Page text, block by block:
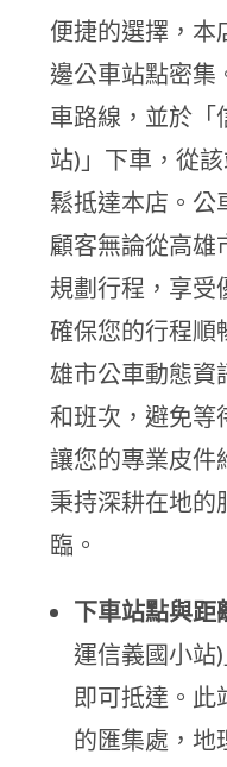
便捷的選擇，本
邊公車站點密集
車路線，並於「
站)」下車，從
鬆抵達本店。公
顧客無論從高雄
規劃行程，享受
確保您的行程順
雄市公車動態資
和班次，避免等
讓您的專業皮件
秉持深耕在地的
臨。
下車站點與距
運信義國小站
即可抵達。此
的匯集處，地